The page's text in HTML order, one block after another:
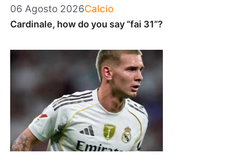
06 Agosto 2026Categorie
Calcio
Cardinale, how do you say “fai 31”?